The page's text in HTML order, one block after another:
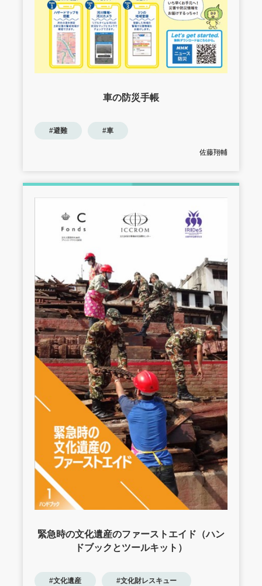
車の防災手帳
#避難 #車
佐藤翔輔
緊急時の文化遺産のファーストエイド（ハン
ドブックとツールキット）
#文化遺産 #文化財レスキュー